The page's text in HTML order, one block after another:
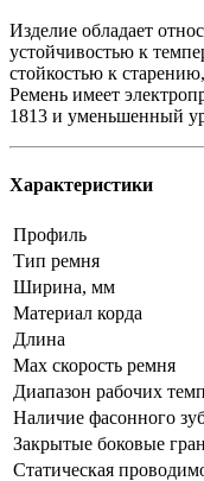
Изделие обладает
устойчивостью к
стойкостью к
Ремень имеет
1813 и уменьшенный
Характеристики
Профиль
Тип ремня
Ширина, мм
Материал корда
Длина
Max скорость ремня
Диапазон рабочих
Наличие фасонного
Закрытые боковые
Статическая